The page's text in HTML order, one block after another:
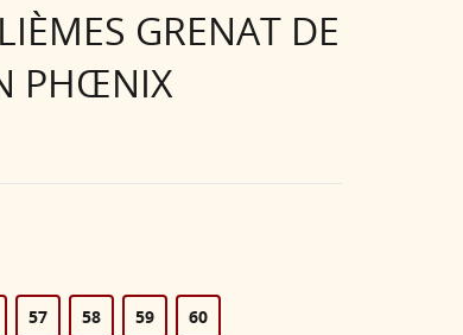
GRENAT DE
PHŒNIX
57 58 59 60